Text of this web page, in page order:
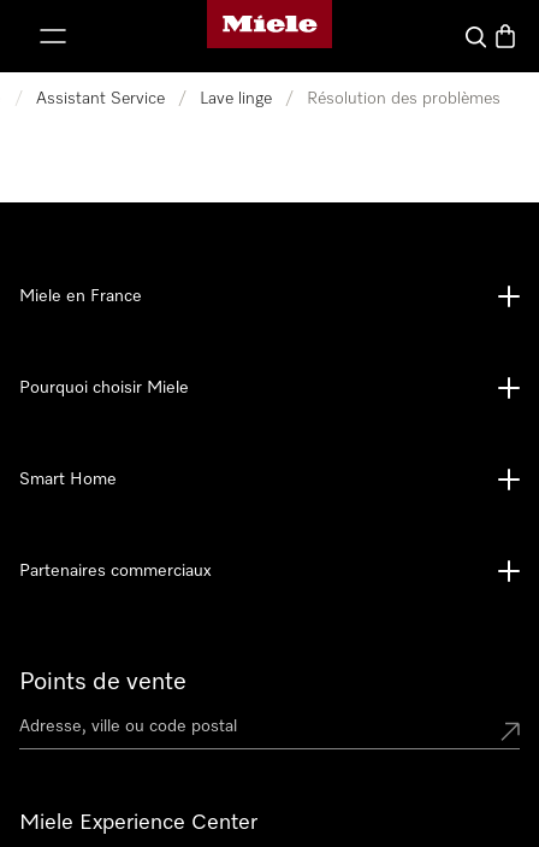
Page d'accueil Miele
Search
/ Assistant Service / Lave linge / Résolution des problèmes
Points de vente
Miele Experience Center
Miele en France
Pourquoi choisir Miele
Smart Home
Partenaires commerciaux